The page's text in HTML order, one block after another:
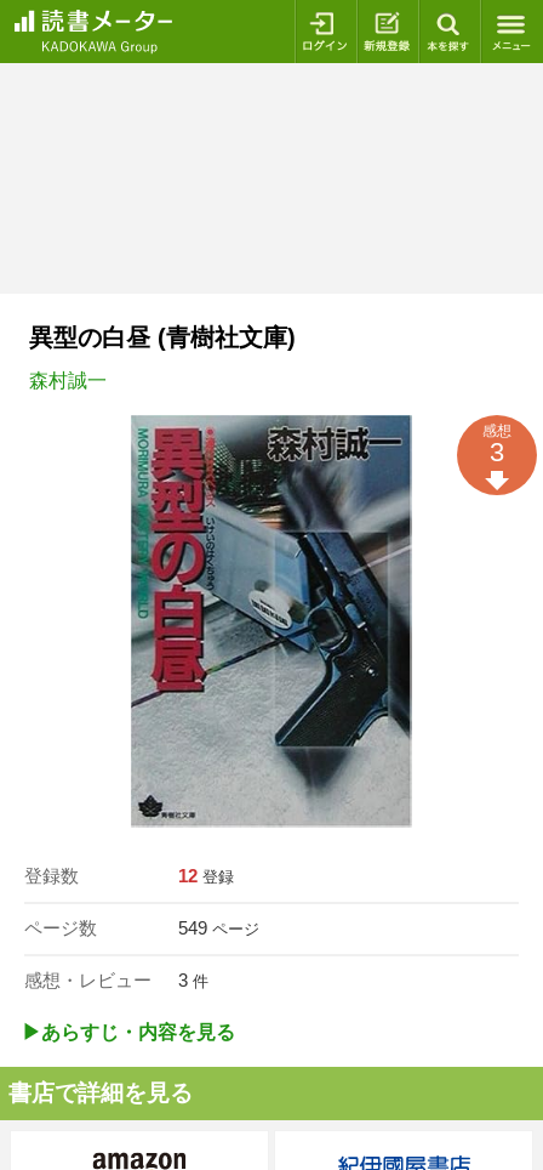
ログイン 新規登録
異型の白昼 (青樹社文庫)
森村誠一
登録数 12 登録
ページ数 549 ページ
感想・レビュー 3 件
感想
3
▶︎あらすじ・内容を見る
書店で詳細を見る